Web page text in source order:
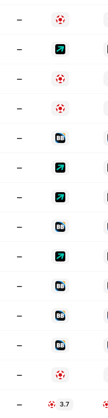
—
—
—
—
—
—
—
—
—
—
—
—
—
— 3.7